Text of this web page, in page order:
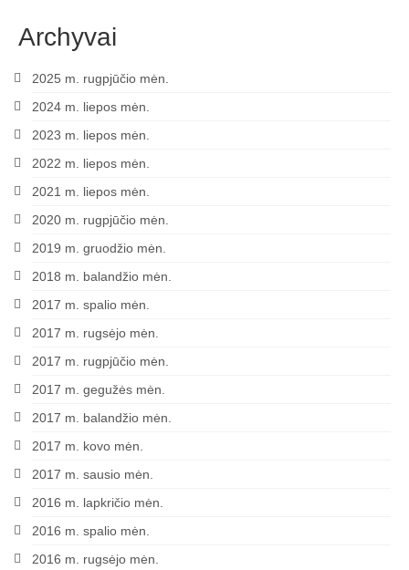
Archyvai
2025 m. rugpjūčio mėn.
2024 m. liepos mėn.
2023 m. liepos mėn.
2022 m. liepos mėn.
2021 m. liepos mėn.
2020 m. rugpjūčio mėn.
2019 m. gruodžio mėn.
2018 m. balandžio mėn.
2017 m. spalio mėn.
2017 m. rugsėjo mėn.
2017 m. rugpjūčio mėn.
2017 m. gegužės mėn.
2017 m. balandžio mėn.
2017 m. kovo mėn.
2017 m. sausio mėn.
2016 m. lapkričio mėn.
2016 m. spalio mėn.
2016 m. rugsėjo mėn.